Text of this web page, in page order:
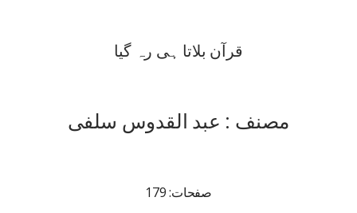
قرآن بلاتا ہی رہ گیا
مصنف : عبد القدوس سلفی
صفحات: 179